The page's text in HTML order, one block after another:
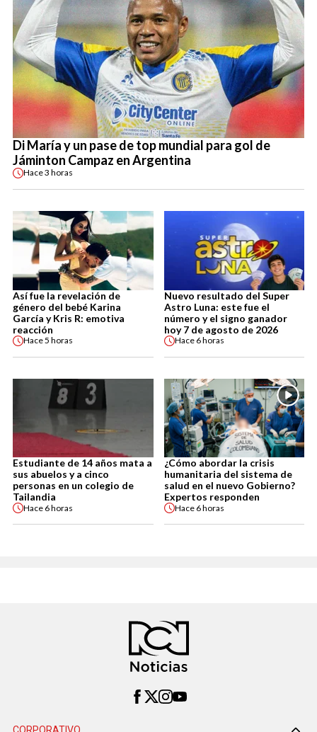
Di María y un pase de top mundial para gol de
Jáminton Campaz en Argentina
Hace3 horas
Así fue la revelación de
género del bebé Karina
García y Kris R: emotiva
reacción
Hace5 horas
Nuevo resultado del Super
Astro Luna: este fue el
número y el signo ganador
hoy 7 de agosto de 2026
Hace 6 horas
Estudiante de 14 años mata a
sus abuelos y a cinco
personas en un colegio de
Tailandia
Hace 6 horas
¿Cómo abordar la crisis
humanitaria del sistema de
salud en el nuevo Gobierno?
Expertos responden
Hace 6 horas